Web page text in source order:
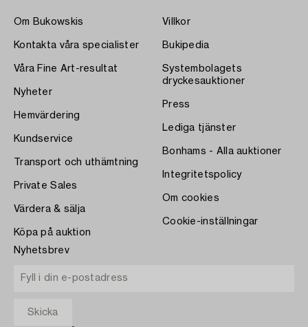
Om Bukowskis
Kontakta våra specialister
Våra Fine Art-resultat
Nyheter
Hemvärdering
Kundservice
Transport och uthämtning
Private Sales
Värdera & sälja
Köpa på auktion
Villkor
Bukipedia
Systembolagets
dryckesauktioner
Press
Lediga tjänster
Bonhams - Alla auktioner
Integritetspolicy
Om cookies
Cookie-inställningar
Nyhetsbrev